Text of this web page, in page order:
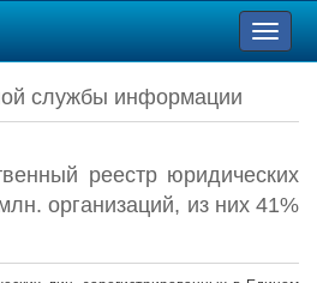
службы информации
реестр юридических
организаций, из них 41%